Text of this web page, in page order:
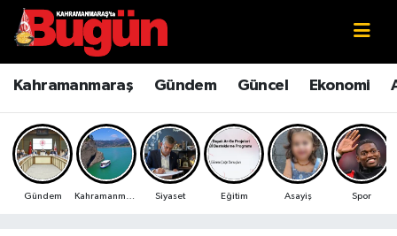
Kahramanmaraş Gündem Güncel Ekonomi
Gündem Siyaset Eğitim Asayiş Spor
Kahramanmaraş
Kahramanmaraş Sokak Röportajları
Bilim ve Teknoloji
Çevre
Kahramanmaraş Nöbetçi Eczaneler
Kahramanmaraş Hava Durumu
Kahramanmaraş Namaz Vakitleri
Kahramanmaraş Trafik Yoğunluk Haritası